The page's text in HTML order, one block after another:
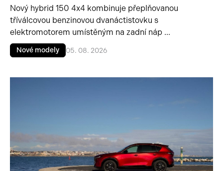
Nový hybrid 150 4x4 kombinuje přeplňovanou
tříválcovou benzinovou dvanáctistovku s
elektromotorem umístěným na zadní náp ...
Nové modely 05. 08. 2026